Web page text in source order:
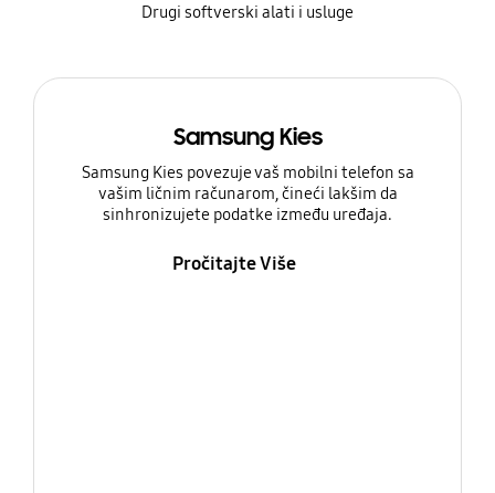
Drugi softverski alati i usluge
Samsung Kies
Samsung Kies povezuje vaš mobilni telefon sa
vašim ličnim računarom, čineći lakšim da
sinhronizujete podatke između uređaja.
Pročitajte Više